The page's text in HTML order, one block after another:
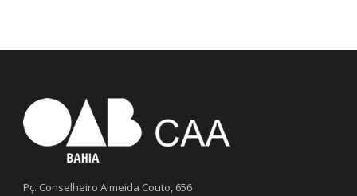
Pç. Conselheiro Almeida Couto, 656